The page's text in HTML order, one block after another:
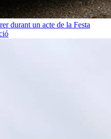
durant un acte de la Festa